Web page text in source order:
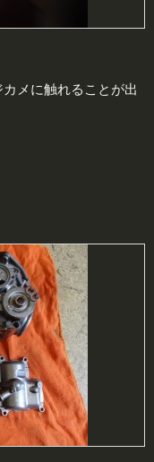
メに触れることが出